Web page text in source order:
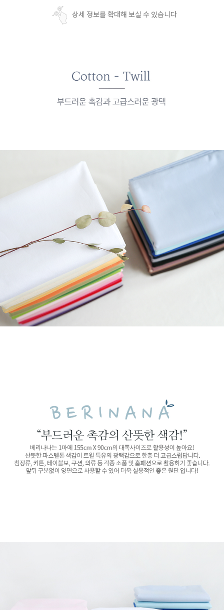
상세 정보를 확대해 보실 수 있습니다